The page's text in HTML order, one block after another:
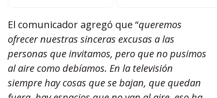
El comunicador agregó que “queremos
ofrecer nuestras sinceras excusas a las
personas que invitamos, pero que no pusimos
al aire como debíamos. En la televisión
siempre hay cosas que se bajan, que quedan